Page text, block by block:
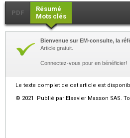
PDF
Résumé
Mots clés
Bienvenue sur EM-consulte, la
Article gratuit.
Connectez-vous pour en bénéficier!
Le texte complet de cet article est
© 2021 Publié par Elsevier Masson SAS.